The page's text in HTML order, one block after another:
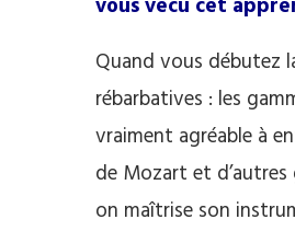
Quand vous débutez
rébarbatives : les
vraiment agréable à
de Mozart et
on maîtrise son